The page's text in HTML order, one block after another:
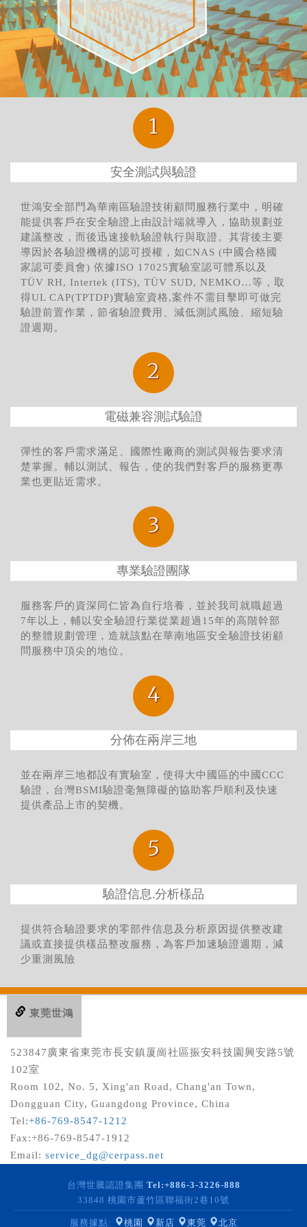
1
安全測試與驗證
世鴻安全部門為華南區驗證技術顧問服務行業中，明確
能提供客戶在安全驗證上由設計端就導入，協助規劃並
建議整改，而後迅速接軌驗證執行與取證。其背後主要
導因於各驗證機構的認可授權，如CNAS (中國合格國
家認可委員會) 依據ISO 17025實驗室認可體系以及
TÜV RH, Intertek (ITS), TÜV SUD, NEMKO…等，取
得UL CAP(TPTDP)實驗室資格,案件不需目擊即可做完
驗證前置作業，節省驗證費用、減低測試風險、縮短驗
證週期。
2
電磁兼容測試驗證
彈性的客戶需求滿足、國際性廠商的測試與報告要求清
楚掌握。輔以測試、報告，使的我們對客戶的服務更專
業也更貼近需求。
3
專業驗證團隊
服務客戶的資深同仁皆為自行培養，並於我司就職超過
7年以上，輔以安全驗證行業從業超過15年的高階幹部
的整體規劃管理，造就該點在華南地區安全驗證技術顧
問服務中頂尖的地位。
4
分佈在兩岸三地
並在兩岸三地都設有實驗室，使得大中國區的中國CCC
驗證，台灣BSMI驗證毫無障礙的協助客戶順利及快速
提供產品上市的契機。
5
驗證信息.分析樣品
提供符合驗證要求的零部件信息及分析原因提供整改建
議或直接提供樣品整改服務，為客戶加速驗證週期，減
少重測風險
東莞世鴻
523847廣東省東莞市長安鎮厦崗社區振安科技園興安路5號
102室
Room 102, No. 5, Xing'an Road, Chang'an Town,
Dongguan City, Guangdong Province, China
Tel:+86-769-8547-1212
Fax:+86-769-8547-1912
Email: service_dg@cerpass.net
台灣世騰認證集團 Tel:+886-3-3226-888
33848 桃園市蘆竹區聯福街2巷10號
服務據點: 桃園 新店 東莞 北京